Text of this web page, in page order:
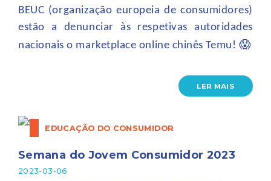
BEUC (organização europeia de consumidores)
estão a denunciar às respetivas autoridades
nacionais o marketplace online chinês Temu! 😱
LER MAIS
EDUCAÇÃO DO CONSUMIDOR
Semana do Jovem Consumidor 2023
2023-03-06